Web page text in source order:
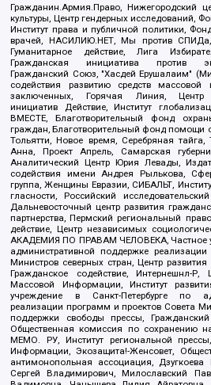
Гражданин.Армия.Право, Нижегородский
культуры, Центр гендерных исследований,
Институт права и публичной политики,
врачей, НАСИЛИЮ.НЕТ, Мы против СПИДа,
Гуманитарное действие, Лига
Гражданская инициатива против
Гражданский Союз, "Хасдей Ерушалаим"
содействия развитию средств
заключенных, Горячая Линия, Центр
инициатив Действие, Институт
ВМЕСТЕ, Благотворительный фонд
граждан, Благотворительный фонд
Тольятти, Новое время, Серебряная тайга,
Анна, Проект Апрель, Самарская
Аналитический Центр Юрия Левады,
содействия имени Андрея Рылькова,
группа, Женщины Евразии, СИБАЛЬТ,
гласности, Российский
Дальневосточный центр развития
партнерства, Пермский региональный
действие, Центр независимых
АКАДЕМИЯ ПО ПРАВАМ ЧЕЛОВЕКА, Частное
административной поддержке
Министров северных стран, Центр
Гражданское содействие, Интернешнл-
Массовой Информации, Институт
учреждение в Санкт-Петербурге по
реализации программ и проектов Совета
поддержки свободы прессы,
Общественная комиссия по сохранению
МЕМО. РУ, Институт региональной
Информации, Экозащита!-Женсовет,
антимонопольная ассоциация, Дзугкоева
Сергей Владимирович, Милославский